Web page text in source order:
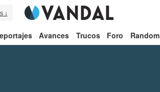
↓
Avances Trucos Foro Random